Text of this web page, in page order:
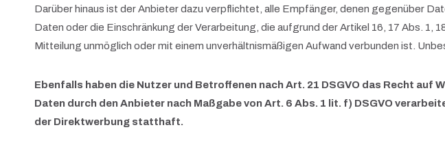
Darüber hinaus ist der Anbieter dazu verpflichtet, alle Empfänger, denen gegenüber
Daten oder die Einschränkung der Verarbeitung, die aufgrund der Artikel 16, 17 Abs.
Mitteilung unmöglich oder mit einem unverhältnismäßigen Aufwand verbunden ist.
Ebenfalls haben die Nutzer und Betroffenen nach Art. 21 DSGVO das Recht
Daten durch den Anbieter nach Maßgabe von Art. 6 Abs. 1 lit. f) DSGVO
der Direktwerbung statthaft.